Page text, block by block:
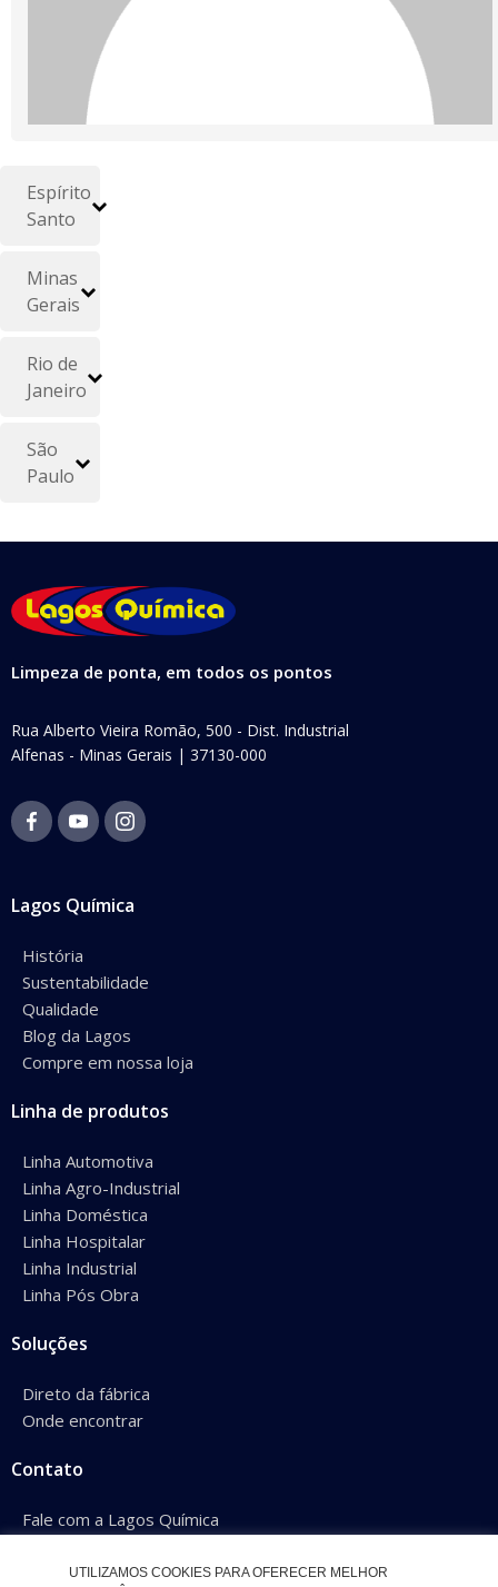
Espírito
Santo
Minas
Gerais
Rio de
Janeiro
São
Paulo
Lagos Química
História
Sustentabilidade
Qualidade
Blog da Lagos
Compre em nossa loja
Linha de produtos
Linha Automotiva
Linha Agro-Industrial
Linha Doméstica
Linha Hospitalar
Linha Industrial
Linha Pós Obra
Soluções
Direto da fábrica
Onde encontrar
Contato
Fale com a Lagos Química
Limpeza de ponta, em todos os pontos
Rua Alberto Vieira Romão, 500 - Dist. Industrial
Alfenas - Minas Gerais | 37130-000
UTILIZAMOS COOKIES PARA OFERECER MELHOR